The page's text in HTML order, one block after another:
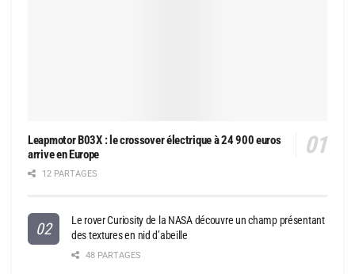
Leapmotor B03X : le crossover électrique à 24 900 euros
arrive en Europe
12 PARTAGES
Le rover Curiosity de la NASA découvre un champ présentant
des textures en nid d’abeille
48 PARTAGES